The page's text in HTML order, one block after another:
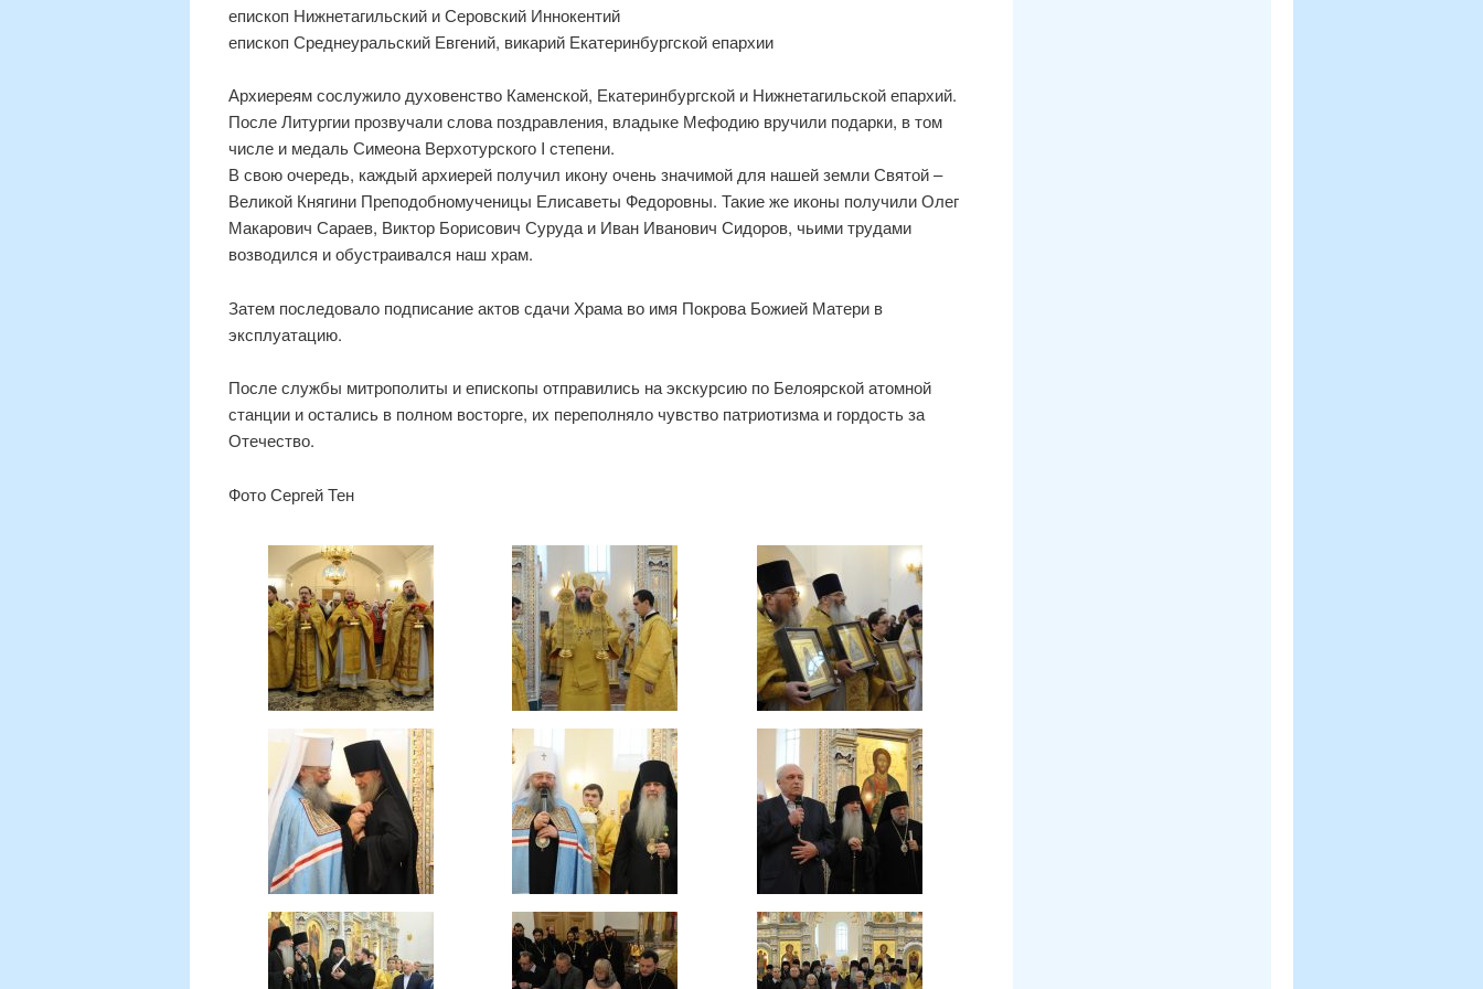
епископ Нижнетагильский и Серовский Иннокентий
епископ Среднеуральский Евгений, викарий Екатеринбургской епархии
Архиереям сослужило духовенство Каменской, Екатеринбургской и Нижнетагильской епархий.
После Литургии прозвучали слова поздравления, владыке Мефодию вручили подарки, в том
числе и медаль Симеона Верхотурского I степени.
В свою очередь, каждый архиерей получил икону очень значимой для нашей земли Святой –
Великой Княгини Преподобномученицы Елисаветы Федоровны. Такие же иконы получили Олег
Макарович Сараев, Виктор Борисович Суруда и Иван Иванович Сидоров, чьими трудами
возводился и обустраивался наш храм.
Затем последовало подписание актов сдачи Храма во имя Покрова Божией Матери в
эксплуатацию.
После службы митрополиты и епископы отправились на экскурсию по Белоярской атомной
станции и остались в полном восторге, их переполняло чувство патриотизма и гордость за
Отечество.
Фото Сергей Тен